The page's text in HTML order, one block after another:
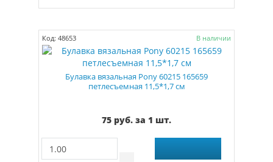
Код: 48653 В наличии
Булавка вязальная Pony 60215 165659
петлесъемная 11,5*1,7 см
75 руб. за 1 шт.